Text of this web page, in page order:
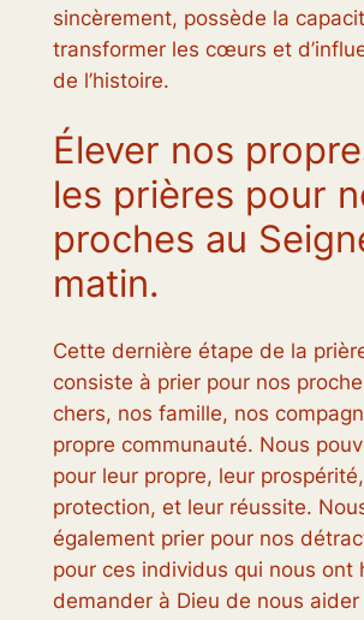
sincèrement, possède la
transformer les cœurs et
de l’histoire.
Élever nos
les prières pour
proches au
matin.
Cette dernière étape de la
consiste à prier pour nos
chers, nos famille, nos
propre communauté. Nous
pour leur propre, leur
protection, et leur réussite.
également prier pour nos
pour ces individus qui nous ont
demander à Dieu de nous aider